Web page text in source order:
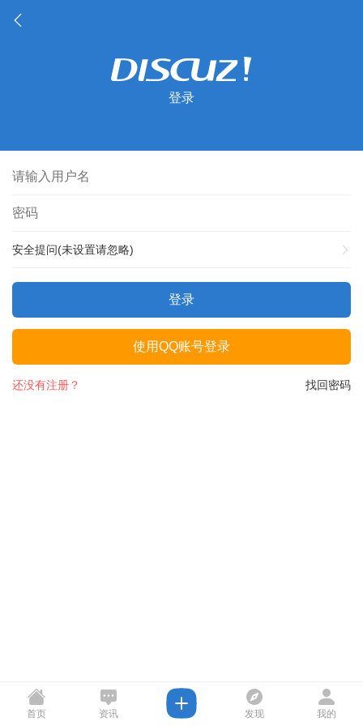
登录
安全提问(未设置请忽略)
登录
使用QQ账号登录
找回密码
还没有注册？
首页 资讯 发现 我的